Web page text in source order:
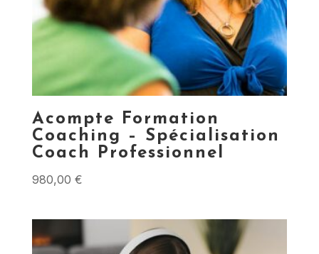
Acompte Formation
Coaching – Spécialisation
Coach Professionnel
980,00 €